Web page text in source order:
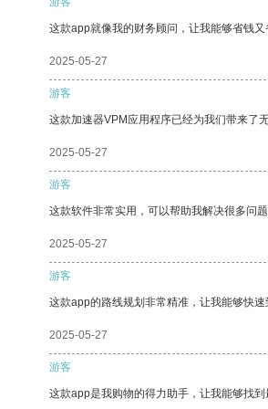
这款app就像我的财务顾问，让我能够省钱又
2025-05-27
游客
这款加速器VPM应用程序已经为我们带来了
2025-05-27
游客
这款软件非常实用，可以帮助我解决很多问题
2025-05-27
游客
这款app的路线规划非常精准，让我能够快速
2025-05-27
游客
这款app是我购物的得力助手，让我能够找到